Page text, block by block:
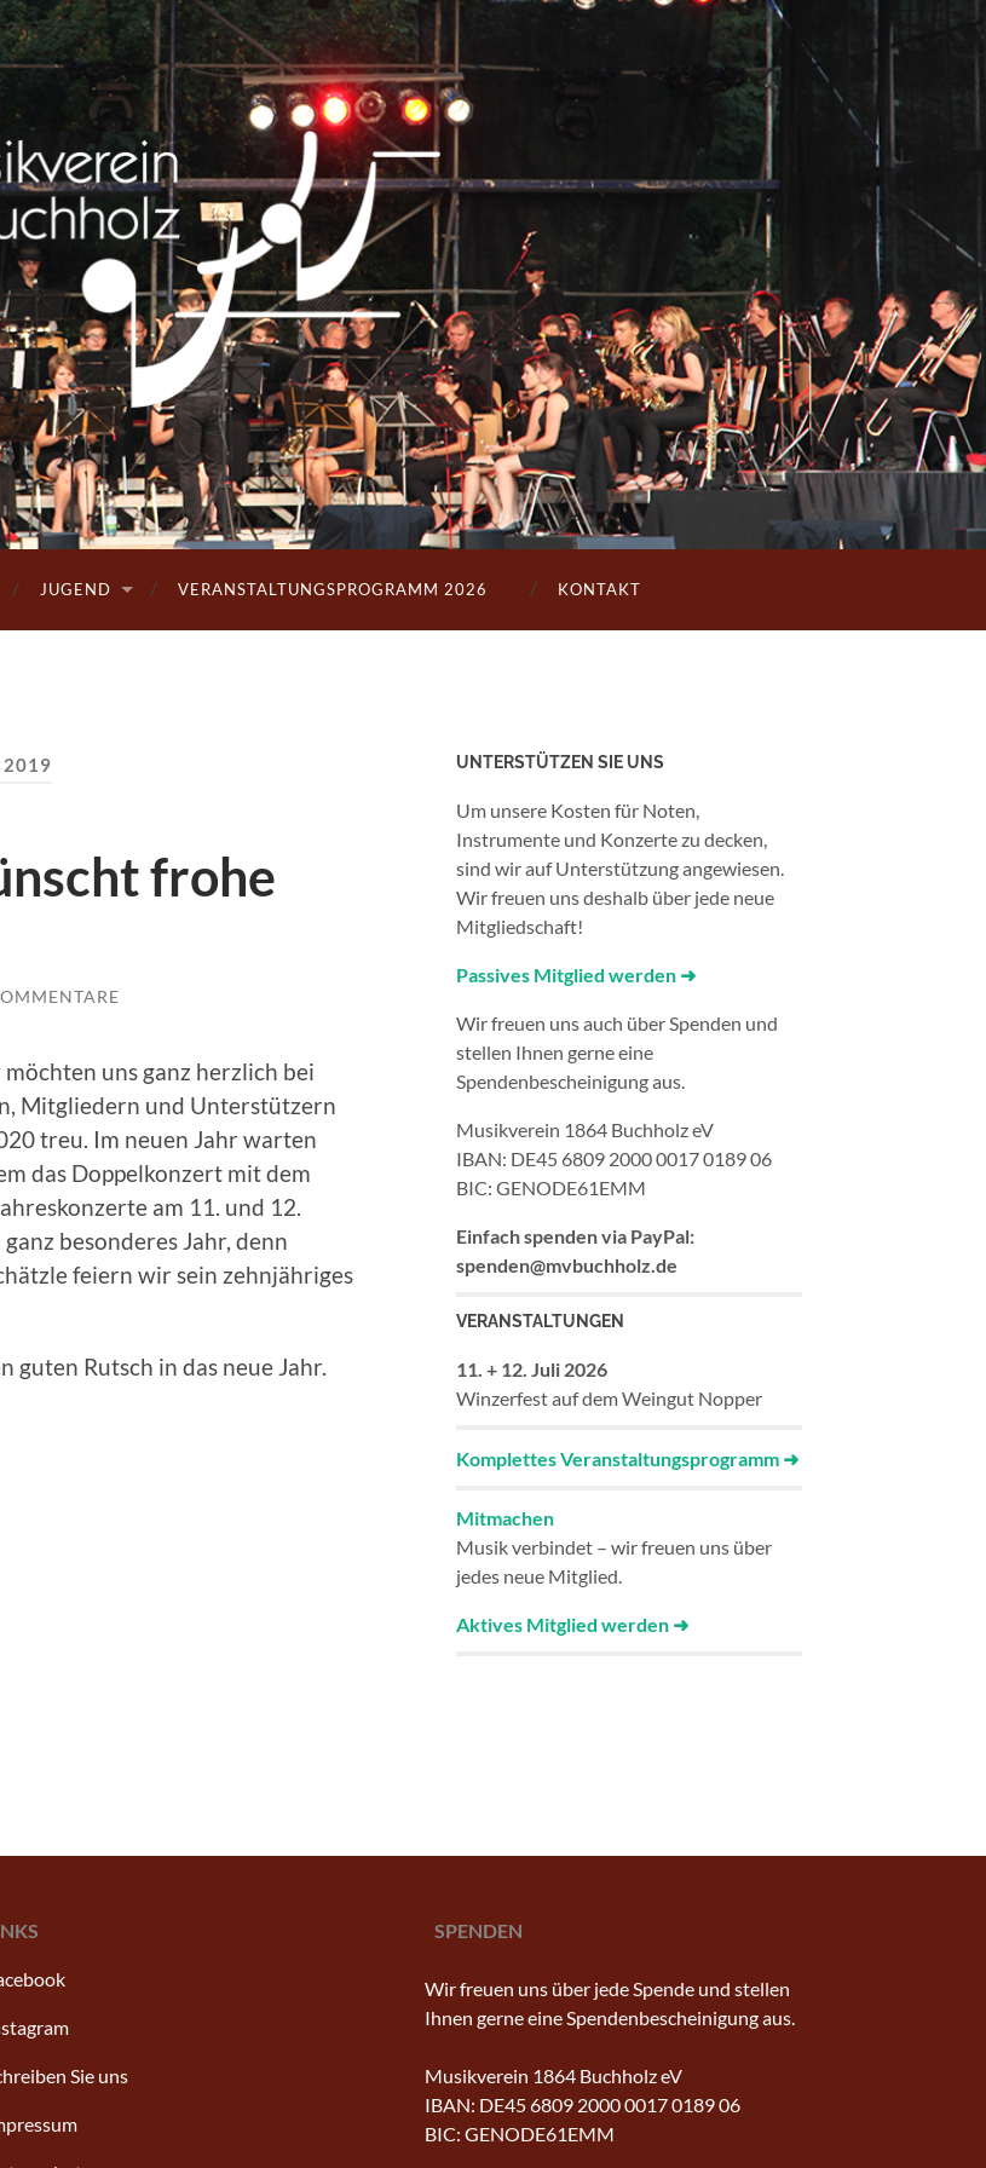
Musikverein
Buchholz
JUGEND VERANSTALTUNGSPROGRAMM 2026 KONTAKT
2019
frohe
uns ganz herzlich bei
Mitgliedern und Unterstützern
treu. Im neuen Jahr warten
das Doppelkonzert mit dem
am 11. und 12.
besonderes Jahr, denn
feiern wir sein zehnjähriges
guten Rutsch in das neue Jahr.
UNTERSTÜTZEN SIE UNS
Um unsere Kosten für Noten,
Instrumente und Konzerte zu decken,
sind wir auf Unterstützung angewiesen.
Wir freuen uns deshalb über jede neue
Mitgliedschaft!
Passives Mitglied werden ➜
Wir freuen uns auch über Spenden und
stellen Ihnen gerne eine
Spendenbescheinigung aus.
Musikverein 1864 Buchholz eV
IBAN: DE45 6809 2000 0017 0189 06
BIC: GENODE61EMM
Einfach spenden via PayPal:
spenden@mvbuchholz.de
VERANSTALTUNGEN
11. + 12. Juli 2026
Winzerfest auf dem Weingut Nopper
Komplettes Veranstaltungsprogramm ➜
Mitmachen
Musik verbindet – wir freuen uns über
jedes neue Mitglied.
Aktives Mitglied werden ➜
Sie uns
SPENDEN
Wir freuen uns über jede Spende und stellen
Ihnen gerne eine Spendenbescheinigung aus.
Musikverein 1864 Buchholz eV
IBAN: DE45 6809 2000 0017 0189 06
BIC: GENODE61EMM